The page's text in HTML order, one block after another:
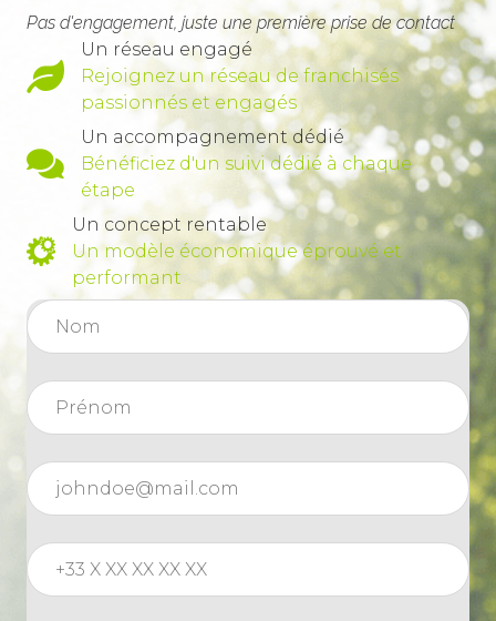
Pas d'engagement, juste une première prise de contact
Un réseau engagé
Rejoignez un réseau de franchisés
passionnés et engagés
Un accompagnement dédié
Bénéficiez d'un suivi dédié à chaque
étape
Un concept rentable
Un modèle économique éprouvé et
performant